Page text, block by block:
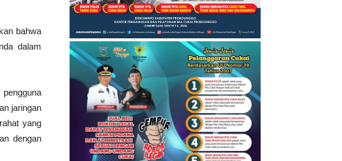
bahwa
dalam
jaringan
yang
dengan